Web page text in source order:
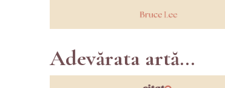
Adevărata artă...